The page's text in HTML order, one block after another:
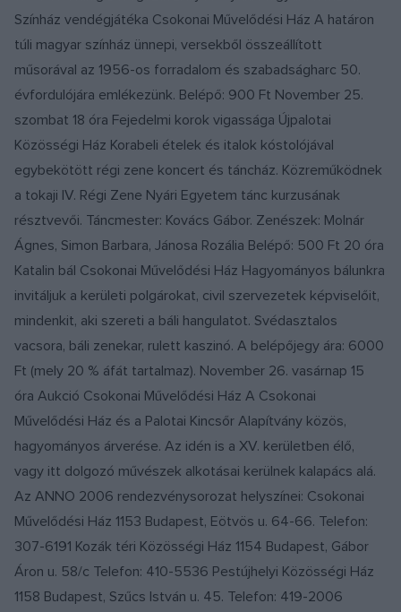
Színház vendégjátéka Csokonai Művelődési Ház A határon
túli magyar színház ünnepi, versekből összeállított
műsorával az 1956-os forradalom és szabadságharc 50.
évfordulójára emlékezünk. Belépő: 900 Ft November 25.
szombat 18 óra Fejedelmi korok vigassága Újpalotai
Közösségi Ház Korabeli ételek és italok kóstolójával
egybekötött régi zene koncert és táncház. Közreműködnek
a tokaji IV. Régi Zene Nyári Egyetem tánc kurzusának
résztvevői. Táncmester: Kovács Gábor. Zenészek: Molnár
Ágnes, Simon Barbara, Jánosa Rozália Belépő: 500 Ft 20 óra
Katalin bál Csokonai Művelődési Ház Hagyományos bálunkra
invitáljuk a kerületi polgárokat, civil szervezetek képviselőit,
mindenkit, aki szereti a báli hangulatot. Svédasztalos
vacsora, báli zenekar, rulett kaszinó. A belépőjegy ára: 6000
Ft (mely 20 % áfát tartalmaz). November 26. vasárnap 15
óra Aukció Csokonai Művelődési Ház A Csokonai
Művelődési Ház és a Palotai Kincsőr Alapítvány közös,
hagyományos árverése. Az idén is a XV. kerületben élő,
vagy itt dolgozó művészek alkotásai kerülnek kalapács alá.
Az ANNO 2006 rendezvénysorozat helyszínei: Csokonai
Művelődési Ház 1153 Budapest, Eötvös u. 64-66. Telefon:
307-6191 Kozák téri Közösségi Ház 1154 Budapest, Gábor
Áron u. 58/c Telefon: 410-5536 Pestújhelyi Közösségi Ház
1158 Budapest, Szűcs István u. 45. Telefon: 419-2006